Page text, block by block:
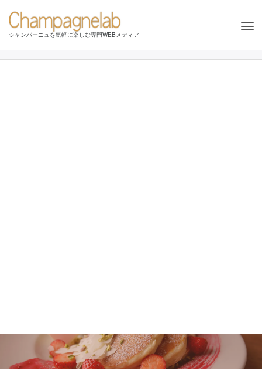
シャンパーニュを気軽に楽しむ専門WEBメディア